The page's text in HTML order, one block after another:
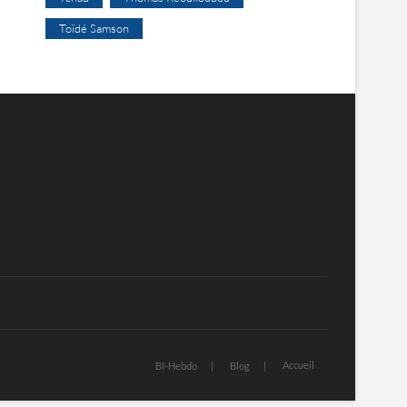
Toïdé Samson
BI-Hebdo Blog Accueil